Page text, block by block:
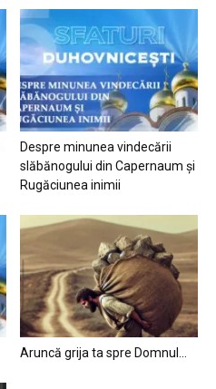
Despre minunea vindecării
slăbănogului din Capernaum și
Rugăciunea inimii
Aruncă grija ta spre Domnul…